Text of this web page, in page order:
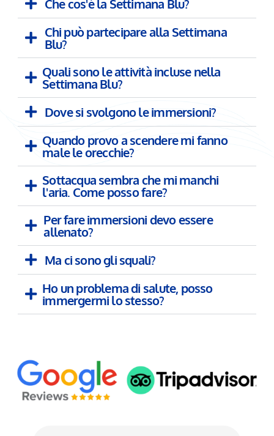
Che cos'è la Settimana Blu?
Chi può partecipare alla Settimana
Blu?
Quali sono le attività incluse nella
Settimana Blu?
Dove si svolgono le immersioni?
Quando provo a scendere mi fanno
male le orecchie?
Sottacqua sembra che mi manchi
l'aria. Come posso fare?
Per fare immersioni devo essere
allenato?
Ma ci sono gli squali?
Ho un problema di salute, posso
immergermi lo stesso?